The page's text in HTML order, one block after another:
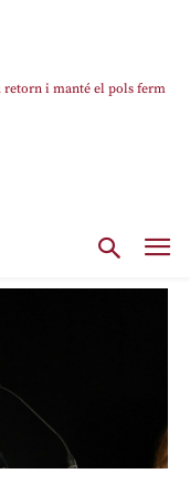
retorn i manté el pols ferm